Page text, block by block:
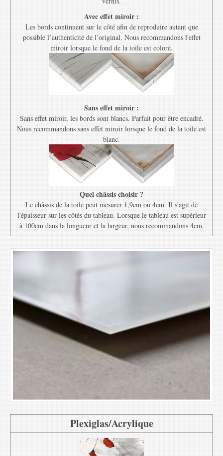
Avec effet miroir :
Les bords continuent sur le côté afin de reproduire autant que
possible l’authenticité de l’original. Nous recommandons l'effet
miroir lorsque le fond de la toile est coloré.
Sans effet miroir :
Sans effet miroir, les bords sont blancs. Parfait pour être encadré.
Nous recommandons sans effet miroir lorsque le fond de la toile est
blanc.
Quel châssis choisir ?
Le châssis de la toile peut mesurer 1,9cm ou 4cm. Il s'agit de
l'épaisseur sur les côtés du tableau. Lorsque le tableau est supérieur
à 100cm dans la longueur et la largeur, nous recommandons 4cm.
Plexiglas/Acrylique